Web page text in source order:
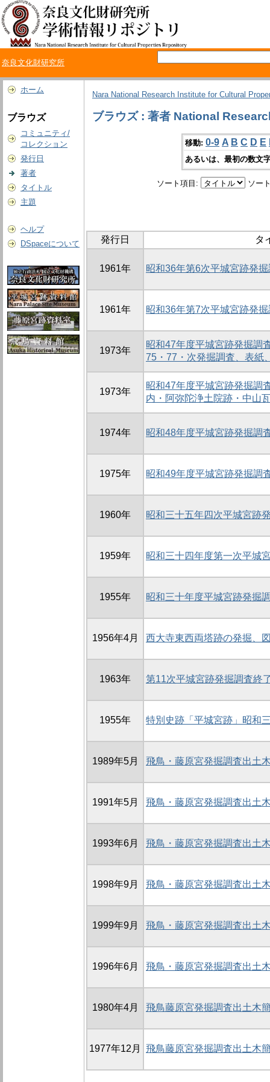
奈良文化財研究所
ホーム
ブラウズ
コミュニティ/
コレクション
発行日
著者
タイトル
主題
ヘルプ
DSpaceについて
Nara National Research Institute for Cultural
ブラウズ : 著者 National
移動: 0-9 A B C D E
あるいは、最初の数文
ソート項目: ソー
発行日 タ
1961年 昭和36年第6次平城宮跡発
1961年 昭和36年第7次平城宮跡発
1973年
昭和47年度平城宮跡発掘調
75・77・次発掘調査、表紙
1973年
昭和47年度平城宮跡発掘調
内・阿弥陀浄土院跡・中山
1974年 昭和48年度平城宮跡発掘調
1975年 昭和49年度平城宮跡発掘調
1960年 昭和三十五年四次平城宮跡
1959年 昭和三十四年度第一次平城
1955年 昭和三十年度平城宮跡発掘
1956年4月 西大寺東西両塔跡の発掘、
1963年 第11次平城宮跡発掘調査終
1955年 特別史跡「平城宮跡」昭和
1989年5月 飛鳥・藤原宮発掘調査出土
1991年5月 飛鳥・藤原宮発掘調査出土
1993年6月 飛鳥・藤原宮発掘調査出土
1998年9月 飛鳥・藤原宮発掘調査出土
1999年9月 飛鳥・藤原宮発掘調査出土
1996年6月 飛鳥・藤原宮発掘調査出土
1980年4月 飛鳥藤原宮発掘調査出土木
1977年12月 飛鳥藤原宮発掘調査出土木